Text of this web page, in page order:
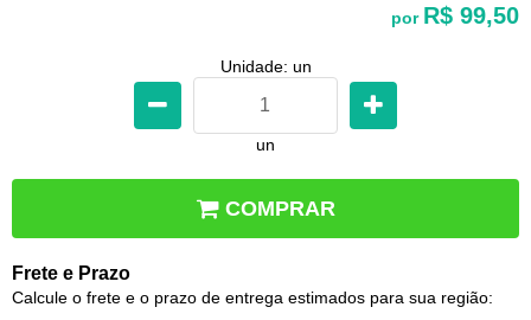
por R$ 99,50
Unidade: un
un
COMPRAR
Frete e Prazo
Calcule o frete e o prazo de entrega estimados para sua região: